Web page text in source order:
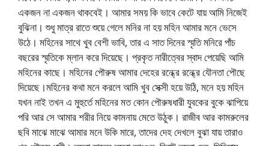
একজন না একজন থাকবেই। আমার সময় কি ভাবে কেটে যায় আমি নিজেই
বুঝিনা। শুধু মাত্র রাতে শুয়ে গেলে মনির না হয় মহিন আমার মনে ভেসে
উঠে। মহিনের সাথে খুব বেশী ভাবি, তার এ সাত দিনের স্মৃতি মনিরে পাঁচ
বছরের স্মৃতিকে ম্লান করে দিয়েছে। প্রকৃত নারীত্বের স্বাদ পেয়েছি আমি
মহিনের কাছে। মহিনের পৌরুষ আমার দেহের রন্ধ্রে রন্ধ্রে যৌনতা পৌছে
দিয়েছে।মহিনের কথা মনে করলে আমি খুব সেক্সী হয়ে উঠি, মনে হয় মহিন
যখন নাই তখন এ মুহুর্তে মহিনের মত কোন পৌরুষধারী যুবকের বুকে ঝাপিয়ে
পরি আর সে আমার শরীর নিয়ে কামনায় মেতে উঠুক। রাজীব আর কামরুলের
ছবি মাঝে মাঝে আমার মনে উকি মারে, তাদের দেহ দেখলে বুঝা যায় তারাও